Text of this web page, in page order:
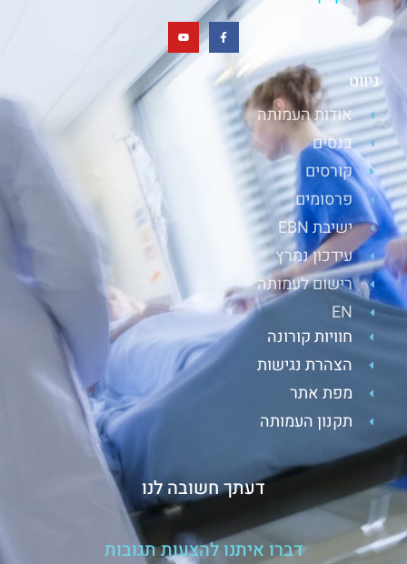
ניווט
אודות העמותה
כנסים
קורסים
פרסומים
ישיבת EBN
עידכון נמרץ
רישום לעמותה
EN
חוויות קורונה
הצהרת נגישות
מפת אתר
תקנון העמותה
דעתך חשובה לנו
דברו איתנו להצעות תגובות